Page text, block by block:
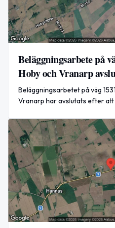
Beläggningsarbete på
Hoby och Vranarp
Beläggningsarbetet på väg
Vranarp har avslutats efter att